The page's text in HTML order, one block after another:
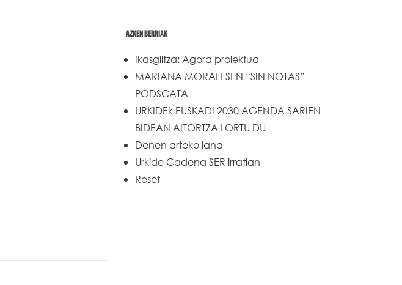
AZKEN BERRIAK
Ikasgiltza: Agora proiektua
MARIANA MORALESEN “SIN NOTAS”
PODSCATA
URKIDEk EUSKADI 2030 AGENDA SARIEN
BIDEAN AITORTZA LORTU DU
Denen arteko lana
Urkide Cadena SER irratian
Reset